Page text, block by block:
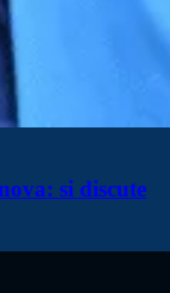
si discute